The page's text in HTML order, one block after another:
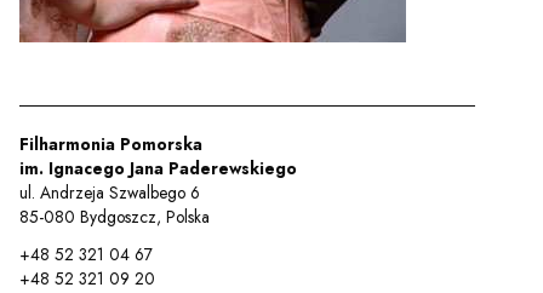
Filharmonia Pomorska
im. Ignacego Jana Paderewskiego
ul. Andrzeja Szwalbego 6
85-080 Bydgoszcz, Polska
+48 52 321 04 67
+48 52 321 09 20